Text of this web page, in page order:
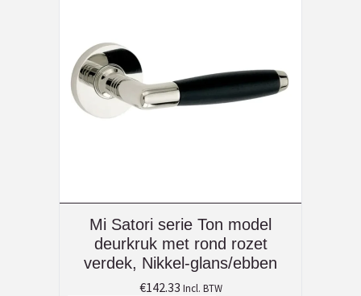
Mi Satori serie Ton model
deurkruk met rond rozet
verdek, Nikkel-glans/ebben
€142.33 Incl. BTW